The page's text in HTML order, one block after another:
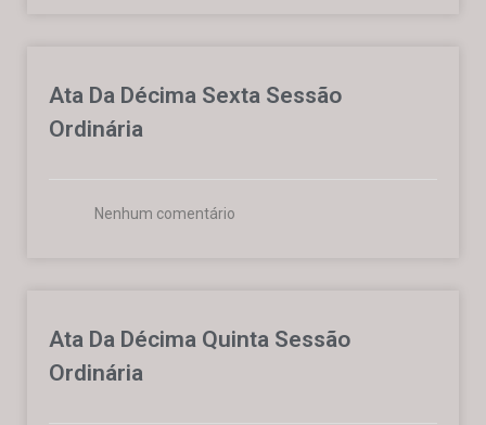
Ata Da Décima Sexta Sessão
Ordinária
Nenhum comentário
Ata Da Décima Quinta Sessão
Ordinária